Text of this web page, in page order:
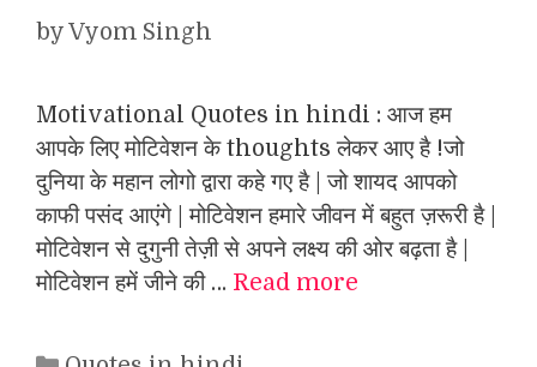
byVyom Singh
Motivational Quotes in hindi : आज हम
आपके लिए मोटिवेशन के thoughts लेकर आए है !जो
दुनिया के महान लोगो द्वारा कहे गए है | जो शायद आपको
काफी पसंद आएंगे | मोटिवेशन हमारे जीवन में बहुत ज़रूरी है |
मोटिवेशन से दुगुनी तेज़ी से अपने लक्ष्य की ओर बढ़ता है |
मोटिवेशन हमें जीने की … Read more
Categories